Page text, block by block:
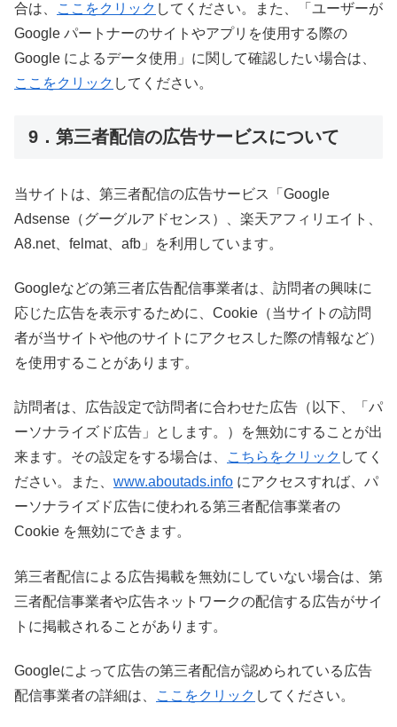
合は、
ここをクリック してください。また、「ユーザーが
Google パートナーのサイトやアプリを使用する際の
Google によるデータ使用」に関して確認したい場合は、
ここをクリック してください。
9．第三者配信の広告サービスについて
当サイトは、第三者配信の広告サービス「Google
Adsense（グーグルアドセンス）、楽天アフィリエイト、
A8.net、felmat、afb」を利用しています。
Googleなどの第三者広告配信事業者は、訪問者の興味に
応じた広告を表示するために、Cookie（当サイトの訪問
者が当サイトや他のサイトにアクセスした際の情報など）
を使用することがあります。
訪問者は、広告設定で訪問者に合わせた広告（以下、「パ
ーソナライズド広告」とします。）を無効にすることが出
来ます。その設定をする場合は、
こちらをクリック してく
ださい。また、 www.aboutads.info にアクセスすれば、パ
ーソナライズド広告に使われる第三者配信事業者の
Cookie を無効にできます。
第三者配信による広告掲載を無効にしていない場合は、第
三者配信事業者や広告ネットワークの配信する広告がサイ
トに掲載されることがあります。
Googleによって広告の第三者配信が認められている広告
配信事業者の詳細は、
ここをクリック してください。